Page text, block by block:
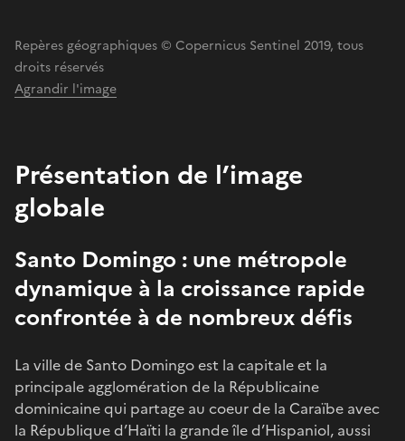
Repères géographiques © Copernicus Sentinel 2019, tous
droits réservés
Agrandir l'image
Présentation de l’image
globale
Santo Domingo : une métropole
dynamique à la croissance rapide
confrontée à de nombreux défis
La ville de Santo Domingo est la capitale et la
principale agglomération de la Républicaine
dominicaine qui partage au coeur de la Caraïbe avec
la République d’Haïti la grande île d’Hispaniol, aussi